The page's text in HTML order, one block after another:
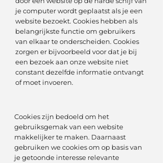
je computer wordt geplaatst als je een
website bezoekt. Cookies hebben als
belangrijkste functie om gebruikers
van elkaar te onderscheiden. Cookies
zorgen er bijvoorbeeld voor dat je bij
een bezoek aan onze website niet
constant dezelfde informatie ontvangt
of moet invoeren.
Cookies zijn bedoeld om het
gebruiksgemak van een website
makkelijker te maken. Daarnaast
gebruiken we cookies om op basis van
je getoonde interesse relevante